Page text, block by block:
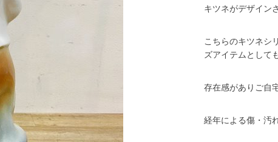
キツネがデザイン
こちらのキツネシ
ズアイテムとして
存在感がありご自
経年による傷・汚